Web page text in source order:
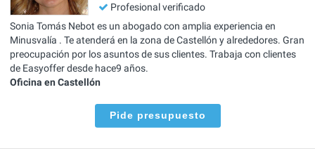
Profesional verificado
Sonia Tomás Nebot es un abogado con amplia experiencia en
Minusvalía . Te atenderá en la zona de Castellón y alrededores. Gran
preocupación por los asuntos de sus clientes. Trabaja con clientes
de Easyoffer desde hace9 años.
Oficina en Castellón
Pide presupuesto